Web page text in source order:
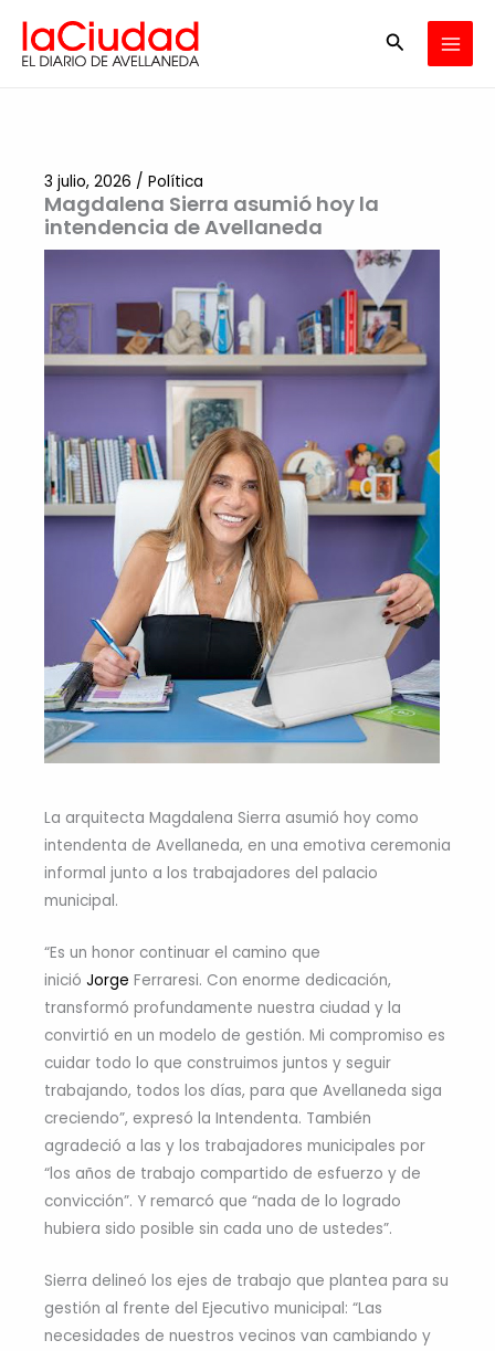
contenido
Buscar
Magdalena Sierra asumió hoy la
intendencia de Avellaneda
3 julio, 2026 / Política
La arquitecta Magdalena Sierra asumió hoy como
intendenta de Avellaneda, en una emotiva ceremonia
informal junto a los trabajadores del palacio
municipal.
“Es un honor continuar el camino que
inició Jorge Ferraresi. Con enorme dedicación,
transformó profundamente nuestra ciudad y la
convirtió en un modelo de gestión. Mi compromiso es
cuidar todo lo que construimos juntos y seguir
trabajando, todos los días, para que Avellaneda siga
creciendo”, expresó la Intendenta. También
agradeció a las y los trabajadores municipales por
“los años de trabajo compartido de esfuerzo y de
convicción”. Y remarcó que “nada de lo logrado
hubiera sido posible sin cada uno de ustedes”.
Sierra delineó los ejes de trabajo que plantea para su
gestión al frente del Ejecutivo municipal: “Las
necesidades de nuestros vecinos van cambiando y